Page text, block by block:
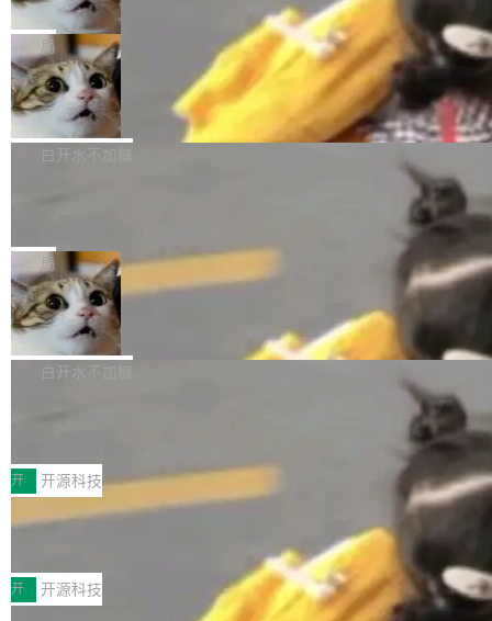
1，U1.5-Lite-Preview 在以下方向上带来了显著
提升： 原生支持4K图像生成； 更精细的局部纹
理、细节与真实世界质感； 更准确的中英文文字
生成与复杂版式组织； 更稳定的图...
tl 是一个 Ubuntu 专有的包，它和它的依赖项都
是 Ubuntu 专有的，不会用在其他发行版上。」
所以 deb 版本的受众实际上为零。既然只有 Ub
untu 用户在用，那用 snap 打包就没什么可纠结
的。 从 deb 到 snap 的迁移路径 hwctl 是 rust-
hwlib 硬件 API 库的一部分，命令行工具负责查
只为金钱，不为使命
顶级 AI 研究员在两家公司之间来回跳，中间只
隔了几天。 Lilian Weng 上周刚宣布因健康原因
离开 Thinking Machines Lab，说自己作为联合
创始人的角色「太累了」。几天后，The Inform
ation 就曝出她将重回 OpenAI，负责递归自我
改进方向的研究。她是 Thinking Machines 过
一在人才争夺战中失血的公司。六月，Google
连失两员大将：Noam Shazeer 去了 Op...
局
FFmpeg 9.0 发布
FFmpeg 9.0 现已发布，包含多项改进。官方更
新日志列出的 9.0 版本主要更新内容如下： 扩
er HE-AAC 960 解码 (DAB+) transpose_cuda
filter 添加 AMF Frame Rate Converter (vf_frc
_amf) filter SMPTE 2094-50 元数据支持和直
通 ProRes RAW VideoToolbox 硬件加速器 AP
V ...
白开水不加糖
Code 在 X 上发帖：「DeepSeek Flash did 8T
tokens on August 1st. 5T of free usage + 3T
on OpenCode Go.」79.8 万次浏览，连带着 #
DeepSeek一天消耗了8万亿# 上了微博热搜——
注意这是 OpenCode 一家的消耗。 OpenCode
不完。」5T 来自免费额度，3T 来自 Go...
局
NetBSD 11.0 正式发布
NetBSD 11.0 现已正式发布，这是 NetBSD 操
作系统的第十八个主要版本。 自 NetBSD 10.1
ve JH71XX 的设备，例如 VisionFive 2、PINE
64 STAR64，以及 QEMU。 增强了对 POSIX.1
-2024 和 C23 编程接口标准的兼容性。 compat
_linux(8) 增强了对 Linux 系统调用的支持，包
括 epoll（围绕 kqueue 实现）、POSIX 消息队
列、...
白开水不加糖
案
享会在上海举办。鸿蒙生态的全场景智慧营销平
台鲸鸿动能协同华为游戏中心，面向游戏行业开
发者及生态伙伴，系统呈现了平台在游戏领域的
完整能力版图——从IAP高价值用户的全周期经
营、到IAA游戏的“买变一体”正循环、再到联运与
广告协同的全链路经营闭环，以及面向全球市场
开 开源科技
技嘉X3D系列再添新成员 B850 AORU
面向AMD Ryzen X3D处理器玩家，技嘉X3D系
列主板阵容迎来新成员——B850 AORUS ELITE
X3D。作为面向主流高性能平台打造的全新主板
开 开源科技